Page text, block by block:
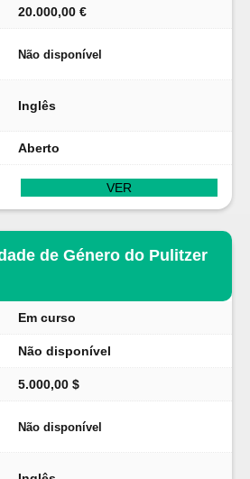
20.000,00 €
Não disponível
Inglês
Aberto
VER
de Género do Pulitzer
Em curso
Não disponível
5.000,00 $
Não disponível